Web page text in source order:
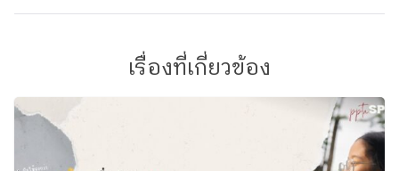
เรื่องที่เกี่ยวข้อง